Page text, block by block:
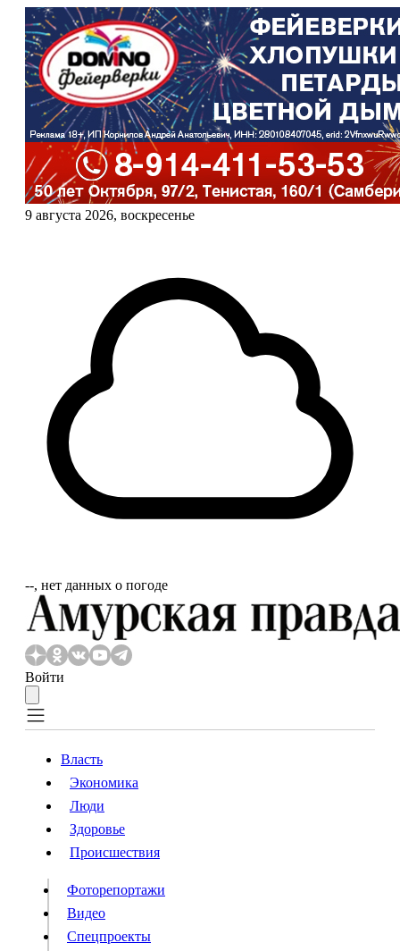
9 августа 2026, воскресенье
‐‐, нет данных о погоде
Войти
Власть
Происшествия
Видео
Конкурсы
Власть
Экономика
Люди
Здоровье
Происшествия
Фоторепортажи
Видео
Спецпроекты